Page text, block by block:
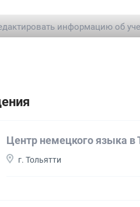
информацию об
Центр немецкого языка в
г. Тольятти